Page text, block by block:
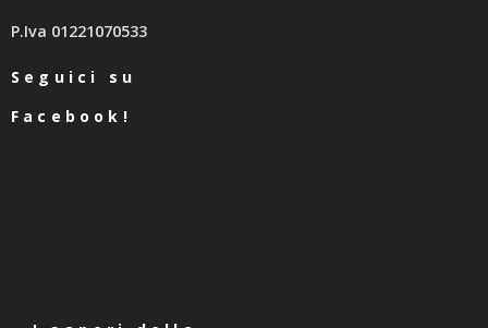
P.Iva 01221070533
Seguici su
Facebook!